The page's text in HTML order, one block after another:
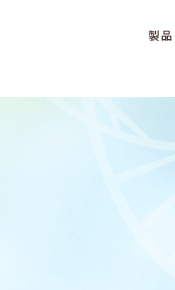
ライフサイエンス研究への貢献
製品